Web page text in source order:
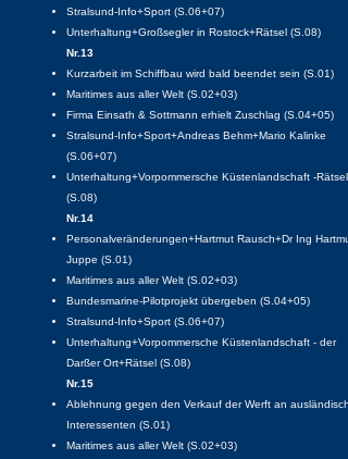
Stralsund-Info+Sport (S.06+07)
Unterhaltung+Großsegler in Rostock+Rätsel (S.08)
Nr.13
Kurzarbeit im Schiffbau wird bald beendet sein (S.01)
Maritimes aus aller Welt (S.02+03)
Firma Einsath & Sottmann erhielt Zuschlag (S.04+05)
Stralsund-Info+Sport+Andreas Behm+Mario Kalinke
(S.06+07)
Unterhaltung+Vorpommersche Küstenlandschaft -Rätsel
(S.08)
Nr.14
Personalveränderungen+Hartmut Rausch+Dr Ing Hartmut
Juppe (S.01)
Maritimes aus aller Welt (S.02+03)
Bundesmarine-Pilotprojekt übergeben (S.04+05)
Stralsund-Info+Sport (S.06+07)
Unterhaltung+Vorpommersche Küstenlandschaft - der
Darßer Ort+Rätsel (S.08)
Nr.15
Ablehnung gegen den Verkauf der Werft an
Interessenten (S.01)
Maritimes aus aller Welt (S.02+03)